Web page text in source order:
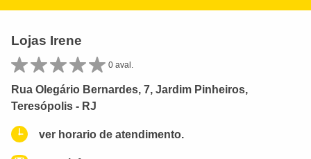
Lojas Irene
0 aval.
Rua Olegário Bernardes, 7, Jardim Pinheiros,
Teresópolis - RJ
ver horario de atendimento.